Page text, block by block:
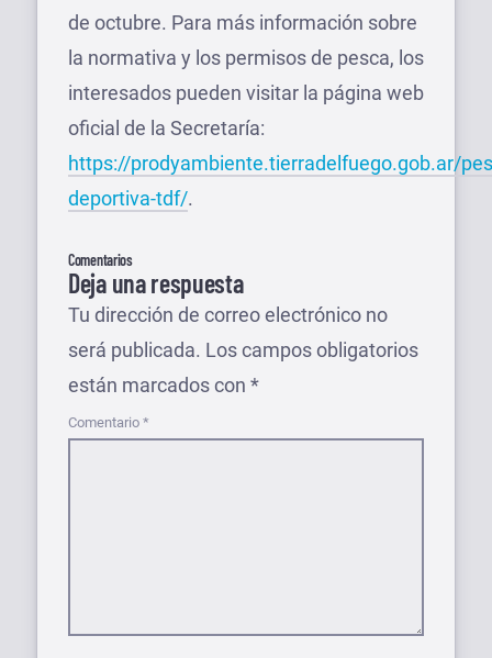
de octubre. Para más información sobre
la normativa y los permisos de pesca, los
interesados pueden visitar la página web
oficial de la Secretaría:
https://prodyambiente.tierradelfuego.gob.ar/
deportiva-tdf/.
Comentarios
Deja una respuesta
Tu dirección de correo electrónico no
será publicada. Los campos obligatorios
están marcados con *
Comentario *